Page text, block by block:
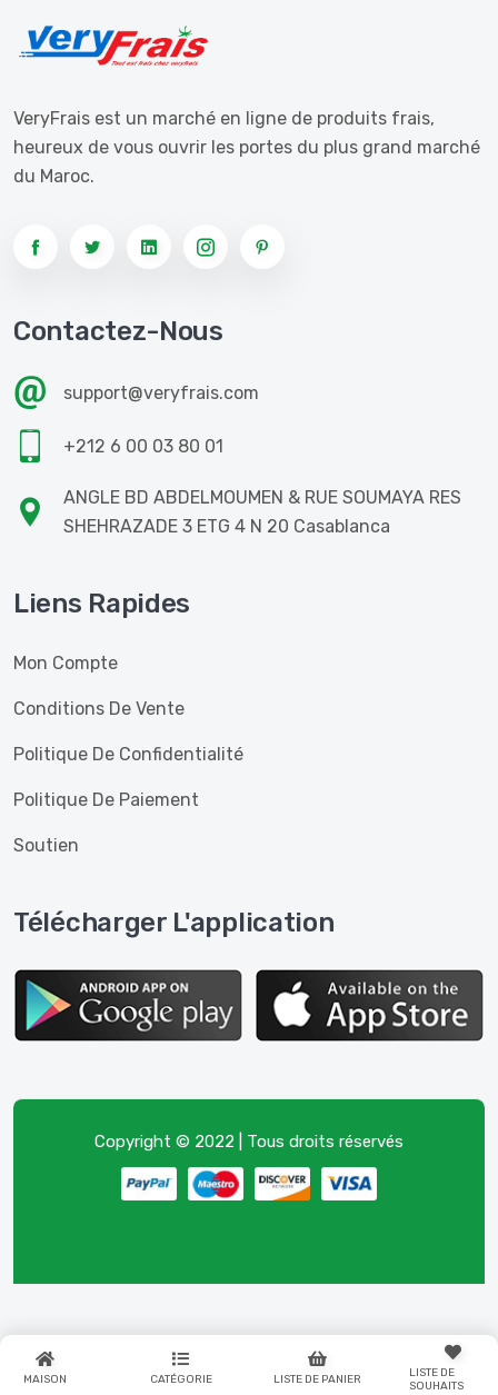
MAISON CATÉGORIE LISTE DE PANIER
LISTE DE
SOUHAITS
VeryFrais est un marché en ligne de produits frais,
heureux de vous ouvrir les portes du plus grand marché
du Maroc.
Contactez-Nous
support@veryfrais.com
+212 6 00 03 80 01
ANGLE BD ABDELMOUMEN & RUE SOUMAYA RES
SHEHRAZADE 3 ETG 4 N 20 Casablanca
Liens Rapides
Mon Compte
Conditions De Vente
Politique De Confidentialité
Politique De Paiement
Soutien
Télécharger L'application
Copyright © 2022 | Tous droits réservés